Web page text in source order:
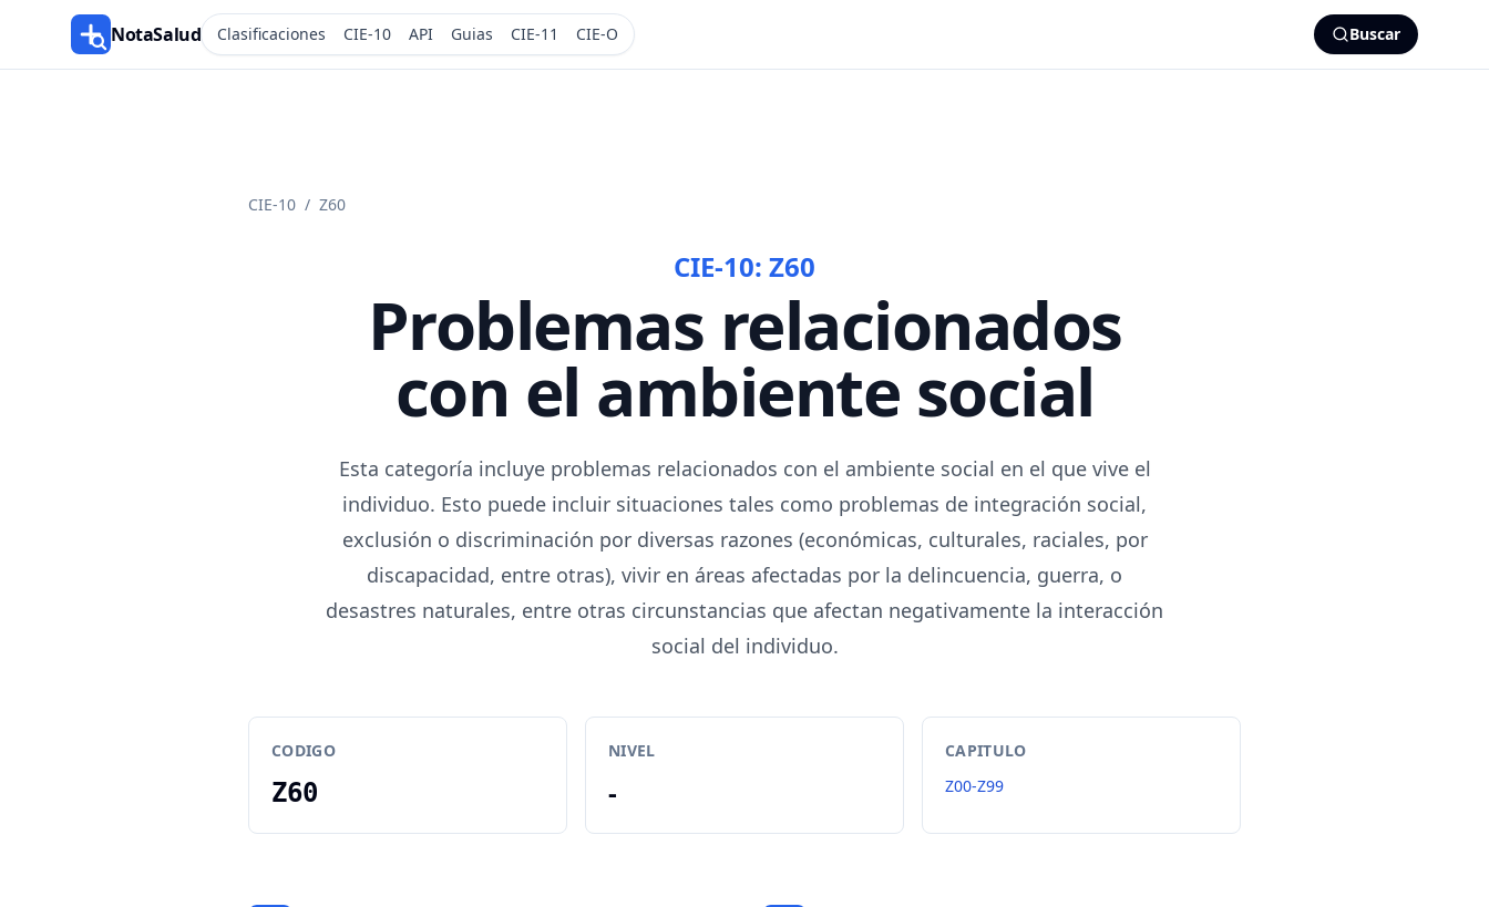
NotaSalud Clasificaciones CIE-10 API Guias CIE-11 CIE-O Buscar
CIE-10 / Z60
CIE-10: Z60
Problemas relacionados
con el ambiente social
Esta categoría incluye problemas relacionados con el ambiente social en el que vive el
individuo. Esto puede incluir situaciones tales como problemas de integración social,
exclusión o discriminación por diversas razones (económicas, culturales, raciales, por
discapacidad, entre otras), vivir en áreas afectadas por la delincuencia, guerra, o
desastres naturales, entre otras circunstancias que afectan negativamente la interacción
social del individuo.
CODIGO
Z60
NIVEL
-
CAPITULO
Z00-Z99